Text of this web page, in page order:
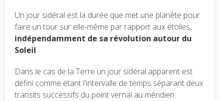
Un jour sidéral est la durée que met une planète pour
faire un tour sur elle-même par rapport aux étoiles,
indépendamment de sa révolution autour du
Soleil.
Dans le cas de la Terre un jour sidéral apparent est
défini comme étant l'intervalle de temps séparant deux
transits successifs du point vernal au méridien.